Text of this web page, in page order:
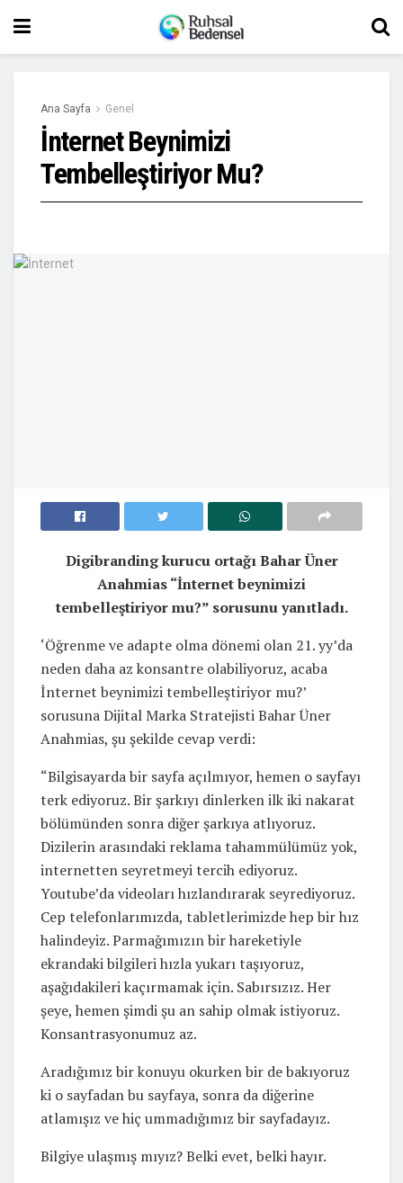
Ana Sayfa Genel
İnternet Beynimizi
Tembelleştiriyor Mu?
Digibranding kurucu ortağı Bahar Üner
Anahmias “İnternet beynimizi
tembelleştiriyor mu?” sorusunu yanıtladı.
‘Öğrenme ve adapte olma dönemi olan 21. yy’da
neden daha az konsantre olabiliyoruz, acaba
İnternet beynimizi tembelleştiriyor mu?’
sorusuna Dijital Marka Stratejisti Bahar Üner
Anahmias, şu şekilde cevap verdi:
“Bilgisayarda bir sayfa açılmıyor, hemen o sayfayı
terk ediyoruz. Bir şarkıyı dinlerken ilk iki nakarat
bölümünden sonra diğer şarkıya atlıyoruz.
Dizilerin arasındaki reklama tahammülümüz yok,
internetten seyretmeyi tercih ediyoruz.
Youtube’da videoları hızlandırarak seyrediyoruz.
Cep telefonlarımızda, tabletlerimizde hep bir hız
halindeyiz. Parmağımızın bir hareketiyle
ekrandaki bilgileri hızla yukarı taşıyoruz,
aşağıdakileri kaçırmamak için. Sabırsızız. Her
şeye, hemen şimdi şu an sahip olmak istiyoruz.
Konsantrasyonumuz az.
Aradığımız bir konuyu okurken bir de bakıyoruz
ki o sayfadan bu sayfaya, sonra da diğerine
atlamışız ve hiç ummadığımız bir sayfadayız.
Bilgiye ulaşmış mıyız? Belki evet, belki hayır.